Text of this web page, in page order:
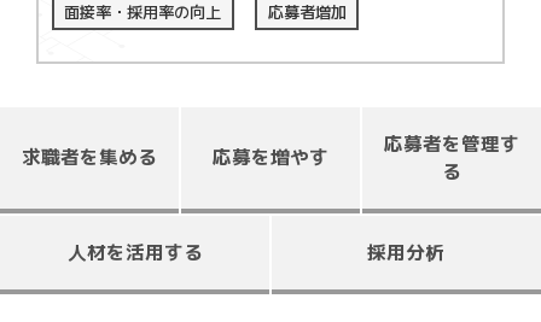
面接率・採用率の向上 応募者増加
求職者を集める 応募を増やす
応募者を管理す
る
人材を活用する 採用分析